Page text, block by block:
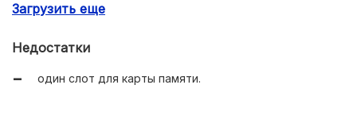
сенсорный поворотный дисплей;
благодаря адаптеру;
синхронизация по Wi-Fi.
Загрузить еще
Недостатки
один слот для карты памяти.